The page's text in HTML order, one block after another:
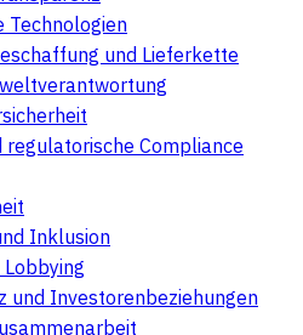
Technologien
und Lieferkette
regulatorische Compliance
Inklusion
und Investorenbeziehungen